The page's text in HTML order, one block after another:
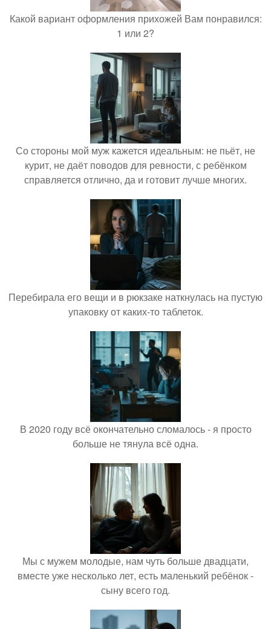
Какой вариант оформления прихожей Вам понравился:
1 или 2?
Со стороны мой муж кажется идеальным: не пьёт, не
курит, не даёт поводов для ревности, с ребёнком
справляется отлично, да и готовит лучше многих.
Перебирала его вещи и в рюкзаке наткнулась на пустую
упаковку от каких-то таблеток.
В 2020 году всё окончательно сломалось - я просто
больше не тянула всё одна.
Мы с мужем молодые, нам чуть больше двадцати,
вместе уже несколько лет, есть маленький ребёнок -
сыну всего год.